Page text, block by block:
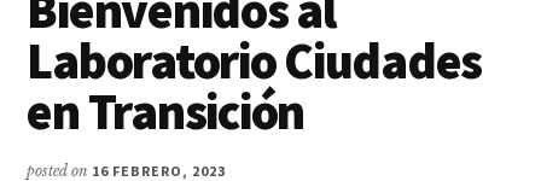
Transición
Laboratorio Ciudades
en Transición
posted on 16 FEBRERO, 2023